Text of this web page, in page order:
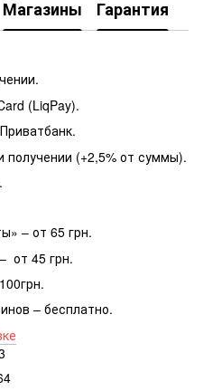
Магазины Гарантия
(LiqPay).
(+2,5% от суммы).
– от 65 грн.
от 45 грн.
– бесплатно.